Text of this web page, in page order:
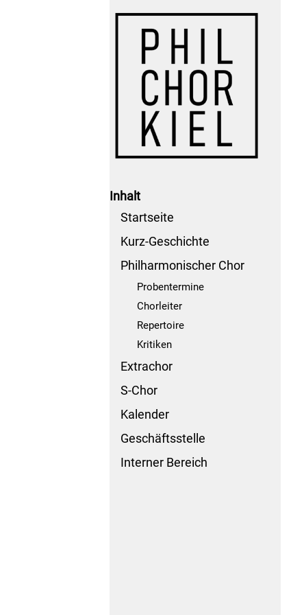
Inhalt
Startseite
Kurz-Geschichte
Philharmonischer Chor
Probentermine
Chorleiter
Repertoire
Kritiken
Extrachor
S-Chor
Kalender
Geschäftsstelle
Interner Bereich